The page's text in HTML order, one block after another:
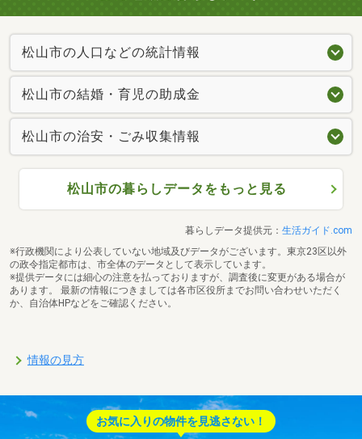
松山市の人口などの統計情報
松山市の結婚・育児の助成金
松山市の治安・ごみ収集情報
松山市の暮らしデータをもっと見る
暮らしデータ提供元： 生活ガイド.com
※行政機関により公表していない地域及びデータがございます。東京23区以外
の政令指定都市は、市全体のデータとして表示しています。
※提供データには細心の注意を払っておりますが、調査後に変更がある場合が
あります。 最新の情報につきましては各市区役所までお問い合わせいただく
か、自治体HPなどをご確認ください。
情報の見方
お気に入りの物件を見逃さない！